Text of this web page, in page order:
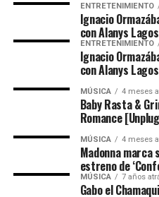
ENTRETENIMIENTO
Ignacio
con Alanys Lagos
ENTRETENIMIENTO
Ignacio
con Alanys Lagos
MÚSICA 4 meses
Baby Rasta &
Romance
MÚSICA 4 meses
Madonna
estreno de
MÚSICA 7 años
Gabo el